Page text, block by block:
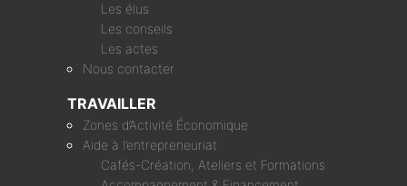
Les élus
Les conseils
Les actes
Nous contacter
TRAVAILLER
Zones d’Activité Économique
Aide à l’entrepreneuriat
Cafés-Création, Ateliers et Formations